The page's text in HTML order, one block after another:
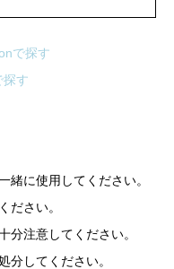
で探す
す
緒に使用してください。
ださい。
分注意してください。
分してください。